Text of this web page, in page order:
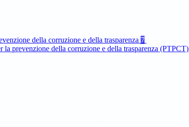
della corruzione e della trasparenza 7
la prevenzione della corruzione e della trasparenza (PTPCT)